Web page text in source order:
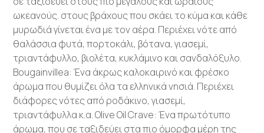
ωκεανούς. στους βράχους που σκάει το κύμα και κάθε
μυρωδιά γίνεται ένα με τον αέρα. Περιέχει νότε από
θαλάσσια φυτά, πορτοκάλι, βότανα, γιασεμί,
τριαντάφυλλο, βιολέτα, κυκλάμινο και σανδαλόξυλο.
Bougainvillea: Ένα άκρως καλοκαιρινό και φρέσκο
άρωμα που θυμίζει όλα τα ελληνικά νησιά. Περιέχει
διάφορες νότες από ροδάκινο, γιασεμί,
τριαντάφυλλα κ.α. Olive Oil Crave: Ένα πρωτότυπο
άρωμα, που σε ταξιδεύει στα πιο όμορφα μέρη της